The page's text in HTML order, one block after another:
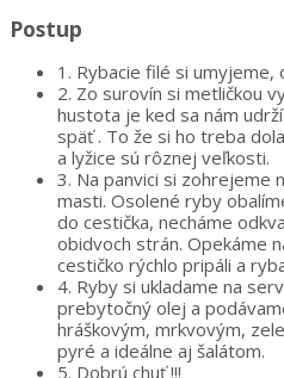
Postup
1. Rybacie filé si umyjeme,
2. Zo surovín si metličkou
hustota je ked sa nám
späť . To že si ho treba
a lyžice sú rôznej veľkosti.
3. Na panvici si zohrejeme
masti. Osolené ryby
do cestička, necháme
obidvoch strán. Opekáme
cestičko rýchlo pripáli a
4. Ryby si ukladame na
prebytočný olej a
hráškovým, mrkvovým,
pyré a ideálne aj šalátom.
5. Dobrú chuť !!!